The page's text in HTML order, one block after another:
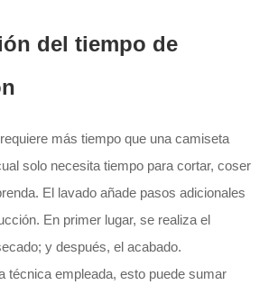
del tiempo de
más tiempo que una camiseta
solo necesita tiempo para cortar, coser
El lavado añade pasos adicionales
En primer lugar, se realiza el
y después, el acabado.
técnica empleada, esto puede sumar